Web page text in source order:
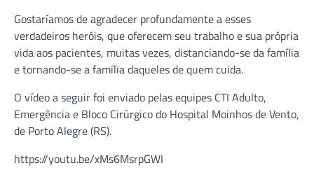
Gostaríamos de agradecer profundamente a esses
verdadeiros heróis, que oferecem seu trabalho e sua própria
vida aos pacientes, muitas vezes, distanciando-se da família
e tornando-se a família daqueles de quem cuida.
O vídeo a seguir foi enviado pelas equipes CTI Adulto,
Emergência e Bloco Cirúrgico do Hospital Moinhos de Vento,
de Porto Alegre (RS).
https://youtu.be/xMs6MsrpGWI